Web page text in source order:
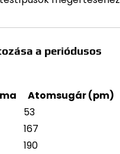
a periódusos
Atomsugár (pm)
53
167
190